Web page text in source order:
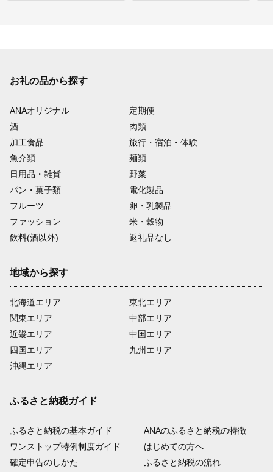
お礼の品から探す
ANAオリジナル
定期便
酒
肉類
加工食品
旅行・宿泊・体験
魚介類
麺類
日用品・雑貨
野菜
パン・菓子類
電化製品
フルーツ
卵・乳製品
ファッション
米・穀物
飲料(酒以外)
返礼品なし
地域から探す
北海道エリア
関東エリア
近畿エリア
四国エリア
沖縄エリア
東北エリア
中部エリア
中国エリア
九州エリア
ふるさと納税ガイド
ふるさと納税の基本ガイド
ワンストップ特例制度ガイド
確定申告のしかた
ANAのふるさと納税の特徴
はじめての方へ
ふるさと納税の流れ